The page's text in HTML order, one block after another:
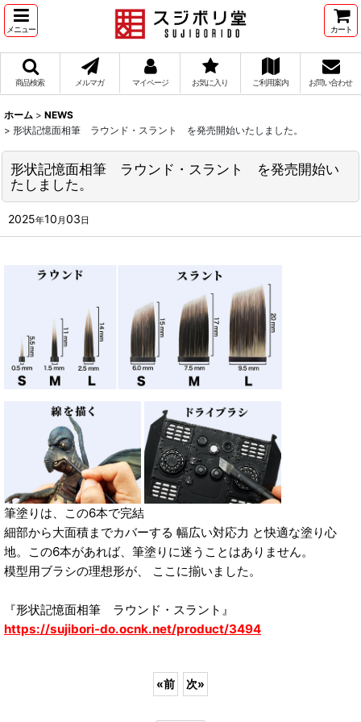
メニュー カート
商品検索 メルマガ マイページ お気に入り ご利用案内 お問い合わせ
ホーム > NEWS
> 形状記憶面相筆 ラウンド・スラント を発売開始いたしました。
形状記憶面相筆 ラウンド・スラント を発売開始い
たしました。
2025年10 月03日
筆塗りは、この6本で完結
細部から大面積までカバーする 幅広い対応力 と快適な塗り心
地。この6本があれば、筆塗りに迷うことはありません。
模型用ブラシの理想形が、 ここに揃いました。
『形状記憶面相筆 ラウンド・スラント』
https://sujibori-do.ocnk.net/product/3494
«前 次»